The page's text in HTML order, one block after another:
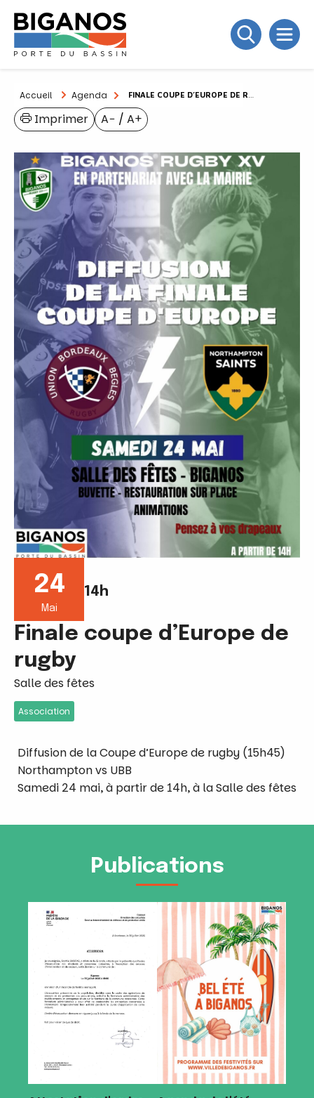
Accueil Agenda FINALE COUPE D’EUROPE DE RUGBY
A− / A+
Imprimer
24
Mai
14h
Finale coupe d’Europe de
rugby
Salle des fêtes
Association
Diffusion de la Coupe d’Europe de rugby (15h45)
Northampton vs UBB
Samedi 24 mai, à partir de 14h, à la Salle des fêtes
Publications